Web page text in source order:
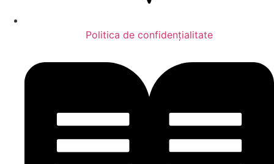
Politica de confidențialitate